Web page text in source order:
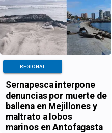
Sernapesca interpone
denuncias por muerte de
ballena en Mejillones y
maltrato a lobos
marinos en Antofagasta
REGIONAL